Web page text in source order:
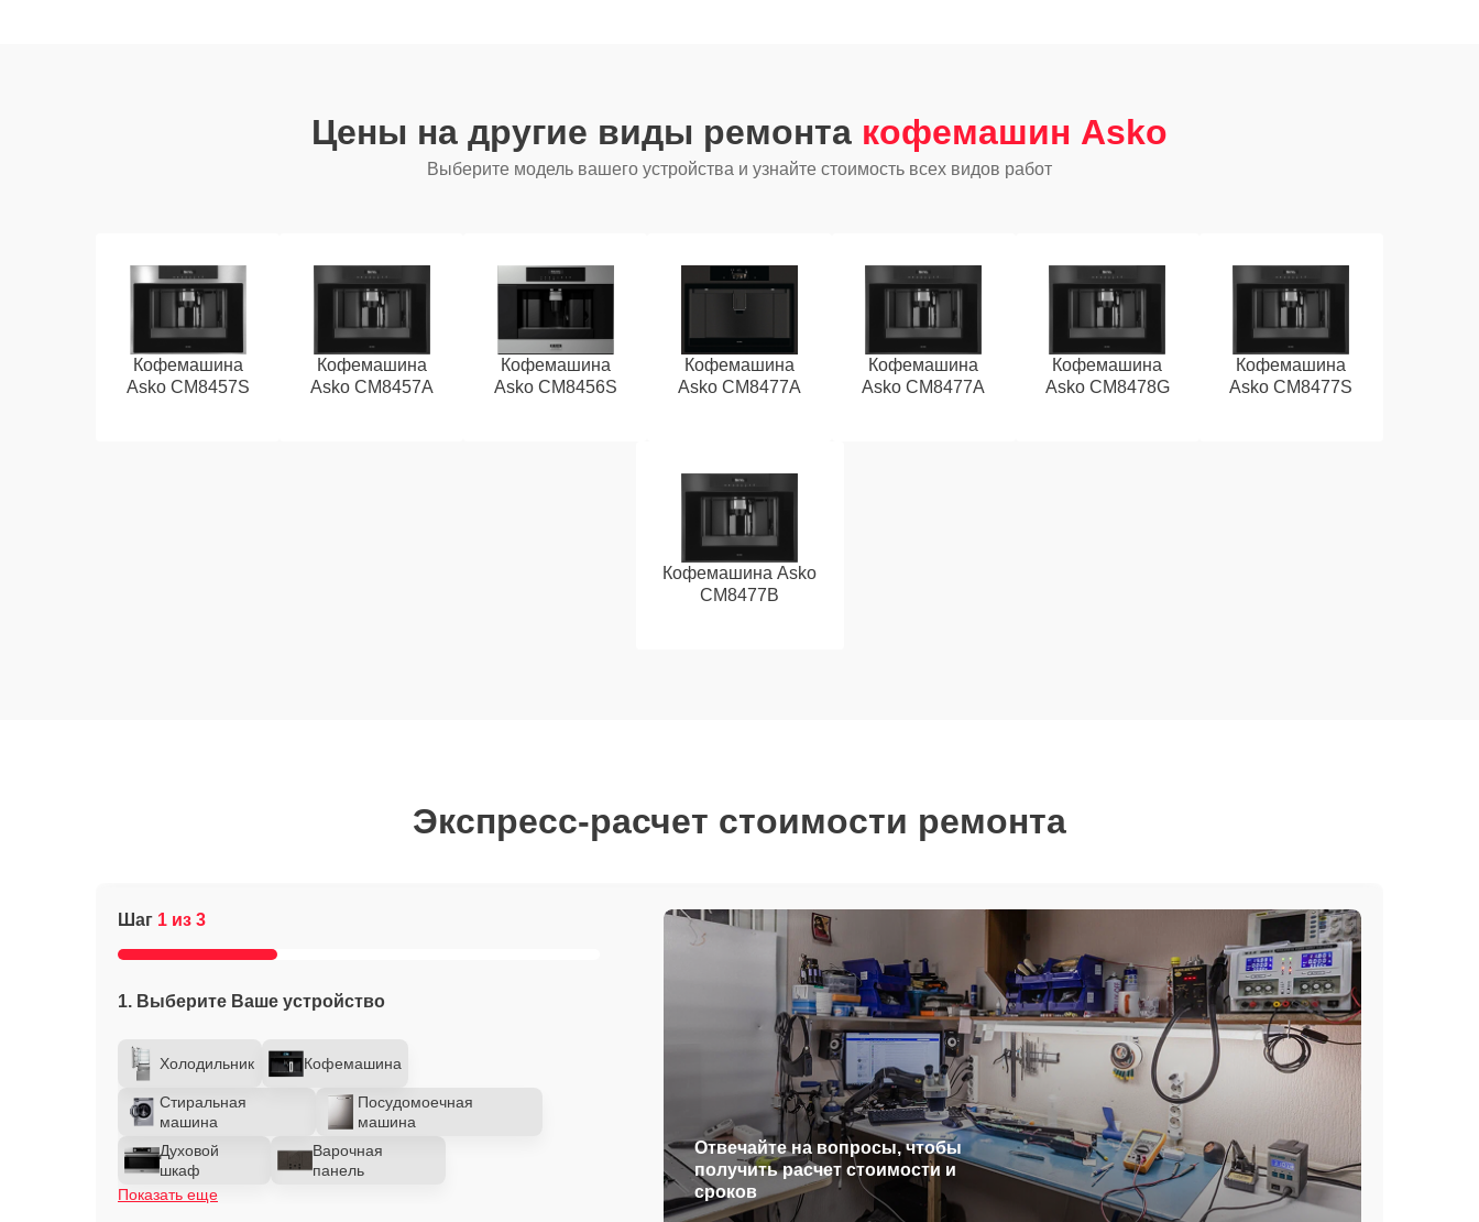
Цены на другие виды ремонта кофемашин Asko
Выберите модель вашего устройства и узнайте стоимость всех видов работ
Кофемашина
Asko CM8457S
Кофемашина
Asko CM8457A
Кофемашина
Asko CM8456S
Кофемашина
Asko CM8477A
Кофемашина
Asko СМ8477А
Кофемашина
Asko CM8478G
Кофемашина
Asko CM8477S
Кофемашина Asko
CM8477B
Экспресс-расчет стоимости ремонта
Шаг 1 из 3
1. Выберите Ваше устройство
Холодильник Кофемашина
Стиральная
машина
Посудомоечная
машина
Духовой
шкаф
Варочная
панель
Показать еще
Отвечайте на вопросы, чтобы
получить расчет стоимости и
сроков